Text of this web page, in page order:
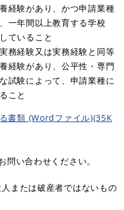
経験があり、かつ申請業種
一年間以上教育する学校
ていること
務経験又は実務経験と同等
経験があり、公平性・専門
試験によって、申請業種に
こと
書類 (Wordファイル)(35K
い合わせください。
または破産者ではないもの